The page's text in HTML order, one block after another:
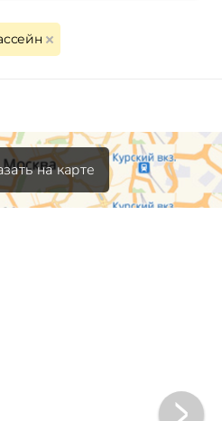
на карте